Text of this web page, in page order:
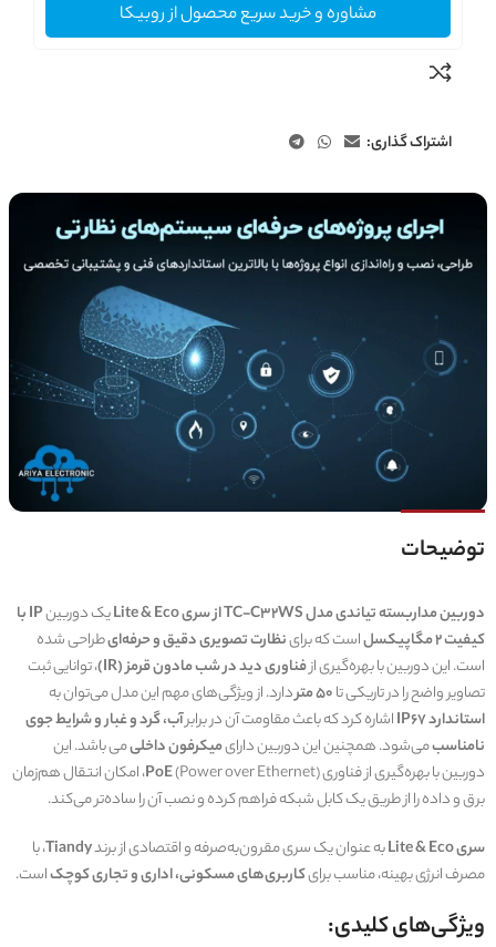
مشاوره و خرید سریع محصول از روبیکا
اشتراک گذاری:
توضیحات
دوربین مداربسته تیاندی مدل TC-C32WS از سری Lite & Eco یک دوربین
IP با
کیفیت 2 مگاپیکسل
است که براینظارت تصویری دقیق و حرفه‌ایطراحی شده
است. این دوربین با بهره‌گیری ازفناوری دید در شب مادون قرمز (IR)
، توانایی ثبت
تصاویر واضح را در تاریکی تا50 متر
دارد. از ویژگی‌های مهم این مدل می‌توان به
استاندارد IP67
اشاره کرد که باعث مقاومت آن در برابرآب، گرد و غبار و شرایط جوی
نامناسبمی‌شود. همچنین این دوربین دارایمیکرفون داخلیمی باشد. این
دوربین با بهره‌گیری از فناوری
PoE(Power over Ethernet)، امکان انتقال هم‌زمان
برق و داده را از طریق یک کابل شبکه فراهم کرده و نصب آن را ساده‌تر می‌کند.
سری Lite & Eco
به عنوان یک سری مقرون‌به‌صرفه و اقتصادی از برندTiandy، با
مصرف انرژی بهینه، مناسب برایکاربری‌های مسکونی، اداری و تجاری کوچکاست.
ویژگی‌های کلیدی: